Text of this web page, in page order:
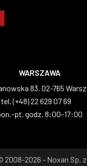
WARSZAWA
83, 02-765
tel. (+48) 22 629 07 69
pt. godz. 8:00–17:00
2008-2026 - Noxan Sp.